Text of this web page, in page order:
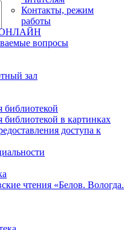
Контакты, режим
работы
ОНЛАЙН
вопросы
зал
библиотекой
библиотекой в картинках
доступа к
чтения «Белов. Вологда.